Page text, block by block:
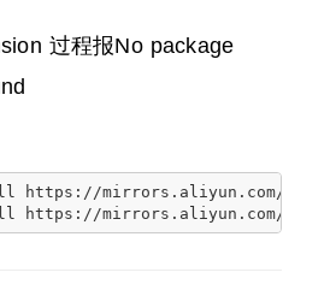
过程报No package
https://mirrors.aliyun.com/epel/7/
https://mirrors.aliyun.com/epel/7/